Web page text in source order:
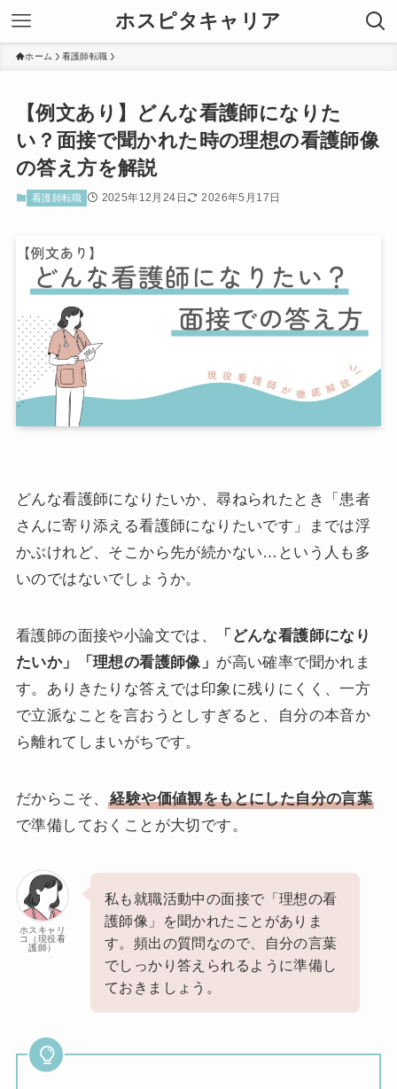
ホスピタキャリア
ホーム 看護師転職
【例文あり】どんな看護師になりた
い？面接で聞かれた時の理想の看護師像
の答え方を解説
看護師転職 2025年12月24日 2026年5月17日
どんな看護師になりたいか、尋ねられたとき「患者
さんに寄り添える看護師になりたいです」までは浮
かぶけれど、そこから先が続かない…という人も多
いのではないでしょうか。
看護師の面接や小論文では、
「どんな看護師になり
たいか」「理想の看護師像」 が高い確率で聞かれま
す。ありきたりな答えでは印象に残りにくく、一方
で立派なことを言おうとしすぎると、自分の本音か
ら離れてしまいがちです。
だからこそ、経験や価値観をもとにした自分の言葉
で準備しておくことが大切です。
ホスキャリ
コ（現役看
護師）
私も就職活動中の面接で「理想の看
護師像」を聞かれたことがありま
す。頻出の質問なので、自分の言葉
でしっかり答えられるように準備し
ておきましょう。